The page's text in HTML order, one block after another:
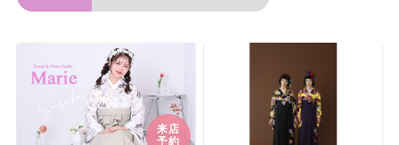
来店
予約